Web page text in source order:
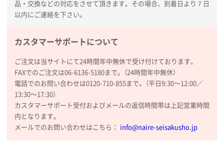
福島県W社様
2025年12月24日 14:43
青森県K社様
ワンポイントポリ袋 A4サイズ 1000枚
安い
品・交換などの対応をさせて頂きます。その場合、到着日より７日
以内にご連絡を下さい。
カスタマーサポートについて
ご注文は当サイトにて24時間年中無休で受け付けております。
FAXでのご注文は06-6136-5180まで。（24時間年中無休）
電話でのお問い合わせは0120-710-855まで。（平日9:30〜12:00／
13:30〜17:30）
カスタマーサポート受付およびメールの返信時間帯は上記営業時間
内となります。
メールでのお問い合わせはこちら： info@naire-seisakusho.jp